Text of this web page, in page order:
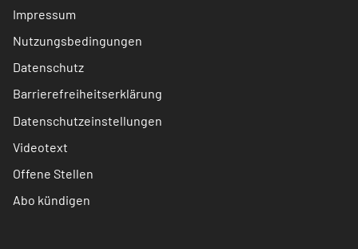
Impressum
Nutzungsbedingungen
Datenschutz
Barrierefreiheitserklärung
Datenschutzeinstellungen
Videotext
Offene Stellen
Abo kündigen